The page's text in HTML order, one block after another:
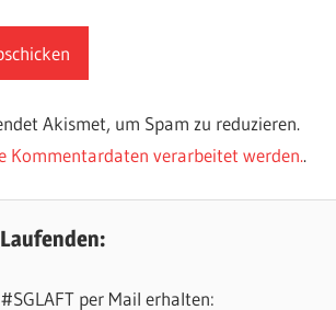
Akismet, um Spam zu reduzieren.
Kommentardaten verarbeitet werden..
per Mail erhalten: